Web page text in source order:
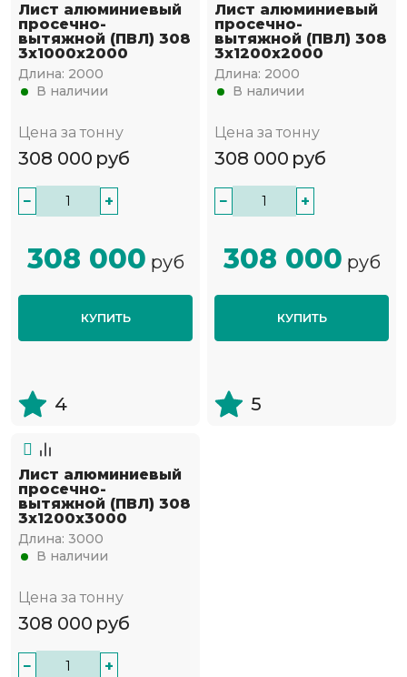
Лист алюминиевый
просечно-
вытяжной (ПВЛ) 308
3х1000х2000
Длина: 2000
В наличии
Цена за тонну
308 000 руб
− +
308 000 руб
КУПИТЬ
4
Лист алюминиевый
просечно-
вытяжной (ПВЛ) 308
3х1200х2000
Длина: 2000
В наличии
Цена за тонну
308 000 руб
− +
308 000 руб
КУПИТЬ
5
Лист алюминиевый
просечно-
вытяжной (ПВЛ) 308
3х1200х3000
Длина: 3000
В наличии
Цена за тонну
308 000 руб
− +